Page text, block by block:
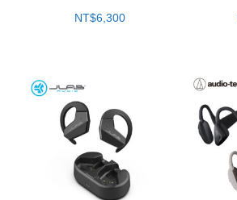
NT$6,300